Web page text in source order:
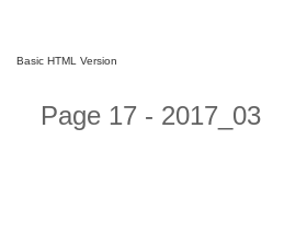
Basic HTML Version
Page 17 - 2017_03